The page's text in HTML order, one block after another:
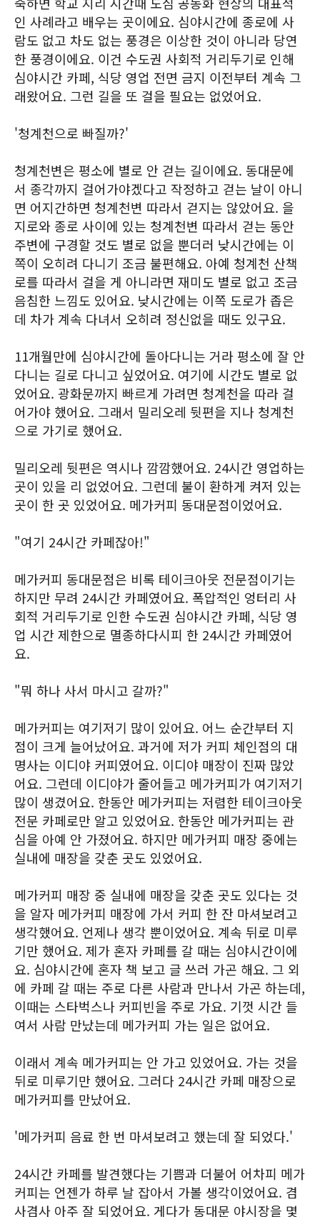
인 사례라고 배우는 곳이에요. 심야시간에 종로에 사
람도 없고 차도 없는 풍경은 이상한 것이 아니라 당연
한 풍경이에요. 이건 수도권 사회적 거리두기로 인해
심야시간 카페, 식당 영업 전면 금지 이전부터 계속 그
래왔어요. 그런 길을 또 걸을 필요는 없었어요.
'청계천으로 빠질까?'
청계천변은 평소에 별로 안 걷는 길이에요. 동대문에
서 종각까지 걸어가야겠다고 작정하고 걷는 날이 아니
면 어지간하면 청계천변 따라서 걷지는 않았어요. 을
지로와 종로 사이에 있는 청계천변 따라서 걷는 동안
주변에 구경할 것도 별로 없을 뿐더러 낮시간에는 이
쪽이 오히려 다니기 조금 불편해요. 아예 청계천 산책
로를 따라서 걸을 게 아니라면 재미도 별로 없고 조금
음침한 느낌도 있어요. 낮시간에는 이쪽 도로가 좁은
데 차가 계속 다녀서 오히려 정신없을 때도 있구요.
11개월만에 심야시간에 돌아다니는 거라 평소에 잘 안
다니는 길로 다니고 싶었어요. 여기에 시간도 별로 없
었어요. 광화문까지 빠르게 가려면 청계천을 따라 걸
어가야 했어요. 그래서 밀리오레 뒷편을 지나 청계천
으로 가기로 했어요.
밀리오레 뒷편은 역시나 깜깜했어요. 24시간 영업하는
곳이 있을 리 없었어요. 그런데 불이 환하게 켜저 있는
곳이 한 곳 있었어요. 메가커피 동대문점이었어요.
"여기 24시간 카페잖아!"
메가커피 동대문점은 비록 테이크아웃 전문점이기는
하지만 무려 24시간 카페였어요. 폭압적인 엉터리 사
회적 거리두기로 인한 수도권 심야시간 카페, 식당 영
업 시간 제한으로 멸종하다시피 한 24시간 카페였어
요.
"뭐 하나 사서 마시고 갈까?"
메가커피는 여기저기 많이 있어요. 어느 순간부터 지
점이 크게 늘어났어요. 과거에 저가 커피 체인점의 대
명사는 이디야 커피였어요. 이디야 매장이 진짜 많았
어요. 그런데 이디야가 줄어들고 메가커피가 여기저기
많이 생겼어요. 한동안 메가커피는 저렴한 테이크아웃
전문 카페로만 알고 있었어요. 한동안 메가커피는 관
심을 아예 안 가졌어요. 하지만 메가커피 매장 중에는
실내에 매장을 갖춘 곳도 있었어요.
메가커피 매장 중 실내에 매장을 갖춘 곳도 있다는 것
을 알자 메가커피 매장에 가서 커피 한 잔 마셔보려고
생각했어요. 언제나 생각 뿐이었어요. 계속 뒤로 미루
기만 했어요. 제가 혼자 카페를 갈 때는 심야시간이에
요. 심야시간에 혼자 책 보고 글 쓰러 가곤 해요. 그 외
에 카페 갈 때는 주로 다른 사람과 만나서 가곤 하는데,
이때는 스타벅스나 커피빈을 주로 가요. 기껏 시간 들
여서 사람 만났는데 메가커피 가는 일은 없어요.
이래서 계속 메가커피는 안 가고 있었어요. 가는 것을
뒤로 미루기만 했어요. 그러다 24시간 카페 매장으로
메가커피를 만났어요.
'메가커피 음료 한 번 마셔보려고 했는데 잘 되었다.'
24시간 카페를 발견했다는 기쁨과 더불어 어차피 메가
커피는 언젠가 하루 날 잡아서 가볼 생각이었어요. 겸
사겸사 아주 잘 되었어요. 게다가 동대문 야시장을 몇